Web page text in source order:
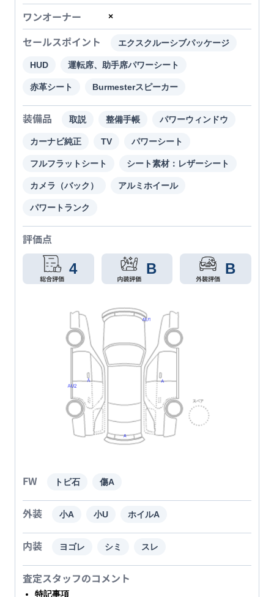
ワンオーナー ×
セールスポイント エクスクルーシブパッケージ
HUD 運転席、助手席パワーシート
赤革シート Burmesterスピーカー
装備品 取説 整備手帳 パワーウィンドウ
カーナビ純正 TV パワーシート
フルフラットシート シート素材：レザーシート
カメラ（バック） アルミホイール
パワートランク
評価点
4 B B
FW トビ石 傷A
外装 小A 小U ホイルA
内装 ヨゴレ シミ スレ
査定スタッフのコメント
特記事項